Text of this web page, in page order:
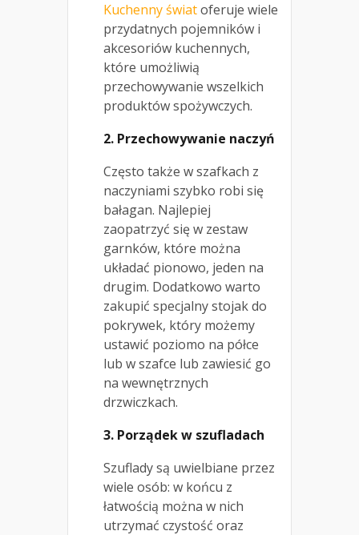
Kuchenny światoferuje wiele
przydatnych pojemników i
akcesoriów kuchennych,
które umożliwią
przechowywanie wszelkich
produktów spożywczych.
2. Przechowywanie naczyń
Często także w szafkach z
naczyniami szybko robi się
bałagan. Najlepiej
zaopatrzyć się w zestaw
garnków, które można
układać pionowo, jeden na
drugim. Dodatkowo warto
zakupić specjalny stojak do
pokrywek, który możemy
ustawić poziomo na półce
lub w szafce lub zawiesić go
na wewnętrznych
drzwiczkach.
3. Porządek w szufladach
Szuflady są uwielbiane przez
wiele osób: w końcu z
łatwością można w nich
utrzymać czystość oraz